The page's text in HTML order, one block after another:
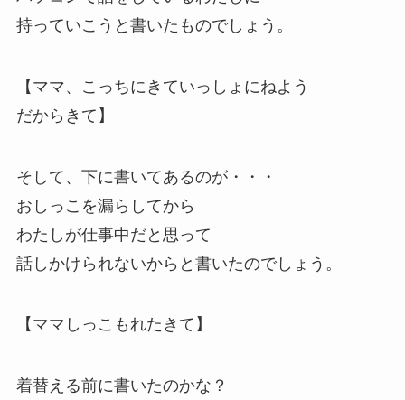
持っていこうと書いたものでしょう。
【ママ、こっちにきていっしょにねよう
だからきて】
そして、下に書いてあるのが・・・
おしっこを漏らしてから
わたしが仕事中だと思って
話しかけられないからと書いたのでしょう。
【ママしっこもれたきて】
着替える前に書いたのかな？